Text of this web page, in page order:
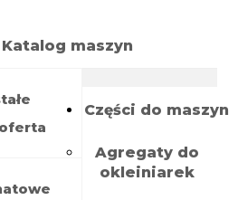
Katalog maszyn
Części do maszyn
Agregaty do
okleiniarek